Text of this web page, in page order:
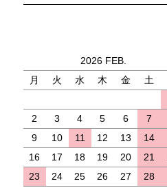
2026 FEB.
月
火 水 木 金 土
2
3 4 5 6 7
9
10 11 12 13 14
16
17 18 19 20 21
23
24 25 26 27 28